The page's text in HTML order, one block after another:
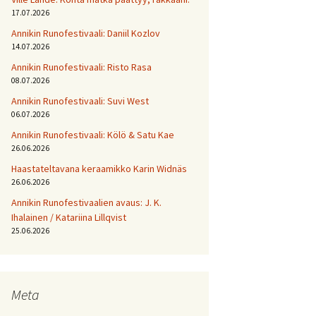
17.07.2026
Annikin Runofestivaali: Daniil Kozlov
14.07.2026
Annikin Runofestivaali: Risto Rasa
08.07.2026
Annikin Runofestivaali: Suvi West
06.07.2026
Annikin Runofestivaali: Kölö & Satu Kae
26.06.2026
Haastateltavana keraamikko Karin Widnäs
26.06.2026
Annikin Runofestivaalien avaus: J. K.
Ihalainen / Katariina Lillqvist
25.06.2026
Meta